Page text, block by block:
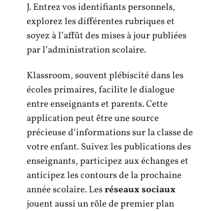
J. Entrez vos identifiants personnels,
explorez les différentes rubriques et
soyez à l’affût des mises à jour publiées
par l’administration scolaire.
Klassroom, souvent plébiscité dans les
écoles primaires, facilite le dialogue
entre enseignants et parents. Cette
application peut être une source
précieuse d’informations sur la classe de
votre enfant. Suivez les publications des
enseignants, participez aux échanges et
anticipez les contours de la prochaine
année scolaire. Lesréseaux sociaux
jouent aussi un rôle de premier plan